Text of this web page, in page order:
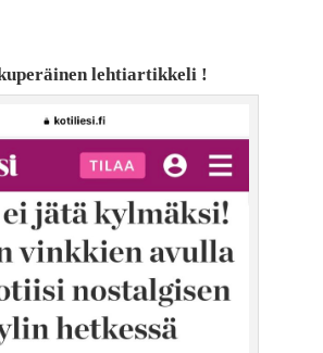
lehtiartikkeli !